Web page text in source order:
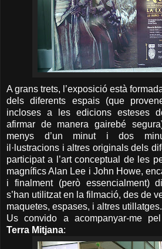
A grans trets, l’exposició està
dels diferents espais (que
incloses a les edicions esteses
afirmar de manera gairebé
menys d’un minut i dos
il·lustracions i altres originals dels
participat a l’art conceptual de les
magnífics Alan Lee i John Howe,
i finalment (però essencialment)
s’han utilitzat en la filmació, des de
maquetes, espases, i altres utillatges.
Us convido a acompanyar-me pel
Terra Mitjana: